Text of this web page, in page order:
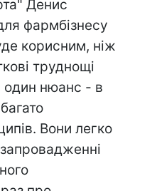
Денис
фармбізнесу
корисним, ніж
труднощі
один нюанс - в
Вони легко